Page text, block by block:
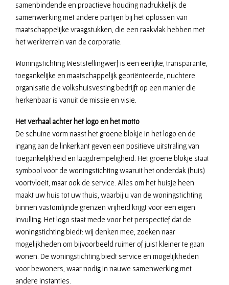
samenbindende en proactieve houding nadrukkelijk de
samenwerking met andere partijen bij het oplossen van
maatschappelijke vraagstukken, die een raakvlak hebben met
het werkterrein van de corporatie.
Woningstichting Weststellingwerf is een eerlijke, transparante,
toegankelijke en maatschappelijk georiënteerde, nuchtere
organisatie die volkshuisvesting bedrijft op een manier die
herkenbaar is vanuit de missie en visie.
Het verhaal achter het logo en het motto
De schuine vorm naast het groene blokje in het logo en de
ingang aan de linkerkant geven een positieve uitstraling van
toegankelijkheid en laagdrempeligheid. Het groene blokje staat
symbool voor de woningstichting waaruit het onderdak (huis)
voortvloeit, maar ook de service. Alles om het huisje heen
maakt uw huis tot uw thuis, waarbij u van de woningstichting
binnen vastomlijnde grenzen vrijheid krijgt voor een eigen
invulling. Het logo staat mede voor het perspectief dat de
woningstichting biedt: wij denken mee, zoeken naar
mogelijkheden om bijvoorbeeld ruimer of juist kleiner te gaan
wonen. De woningstichting biedt service en mogelijkheden
voor bewoners, waar nodig in nauwe samenwerking met
andere instanties.